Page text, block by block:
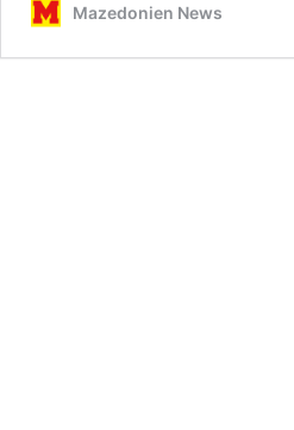
Mazedonien News